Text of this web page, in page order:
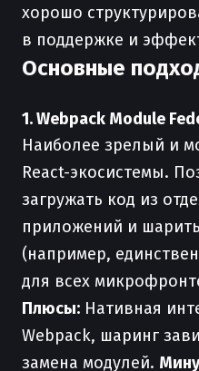
хорошо
в поддержке и
Основные
1. Webpack Module
Наиболее зрелый и
React-экосистемы.
загружать код из
приложений и
(например,
для всех
Плюсы: Нативная
Webpack, шаринг
замена модулей.